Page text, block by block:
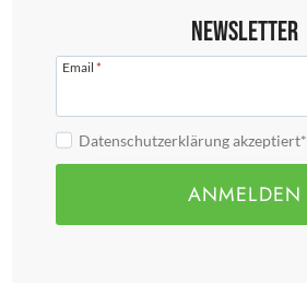
Newsletter
Email *
Datenschutzerklärung akzeptiert*
ANMELDEN